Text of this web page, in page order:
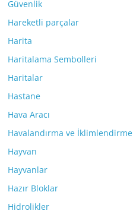
Güvenlik
Hareketli parçalar
Harita
Haritalama Sembolleri
Haritalar
Hastane
Hava Aracı
Havalandırma ve İklimlendirme
Hayvan
Hayvanlar
Hazır Bloklar
Hidrolikler